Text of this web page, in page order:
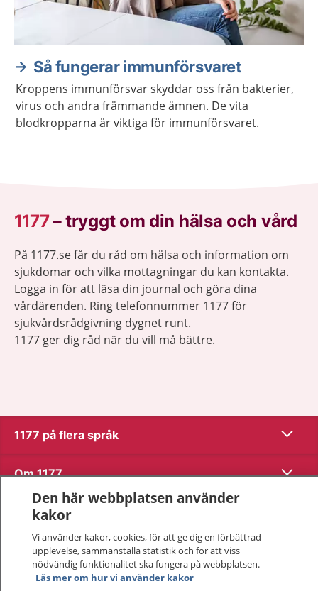
Så fungerar immunförsvaret
Kroppens immunförsvar skyddar oss från bakterier,
virus och andra främmande ämnen. De vita
blodkropparna är viktiga för immunförsvaret.
1177–tryggt om din hälsa och vård
På 1177.se får du råd om hälsa och information om
sjukdomar och vilka mottagningar du kan kontakta.
Logga in för att läsa din journal och göra dina
vårdärenden. Ring telefonnummer 1177 för
sjukvårdsrådgivning dygnet runt.
1177 ger dig råd när du vill må bättre.
1177 på flera språk Visa
Om 1177 Visa
Kontakt
Behandling av personuppgifter
Den här webbplatsen använder
kakor
Vi använder kakor, cookies, för att ge dig en förbättrad
upplevelse, sammanställa statistik och för att viss
nödvändig funktionalitet ska fungera på webbplatsen.
Läs mer om hur vi använder kakor